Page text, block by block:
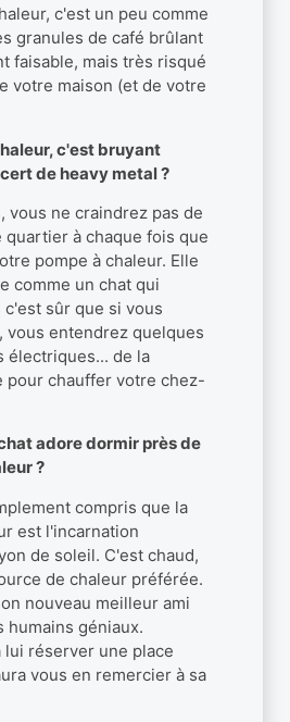
c'est un peu comme
granules de café brûlant
faisable, mais très risqué
votre maison (et de votre
c'est bruyant
de heavy metal ?
vous ne craindrez pas de
à chaque fois que
pompe à chaleur. Elle
comme un chat qui
sûr que si vous
vous entendrez quelques
électriques... de la
pour chauffer votre chez-
adore dormir près de
?
compris que la
est l'incarnation
de soleil. C'est chaud,
de chaleur préférée.
nouveau meilleur ami
humains géniaux.
lui réserver une place
vous en remercier à sa